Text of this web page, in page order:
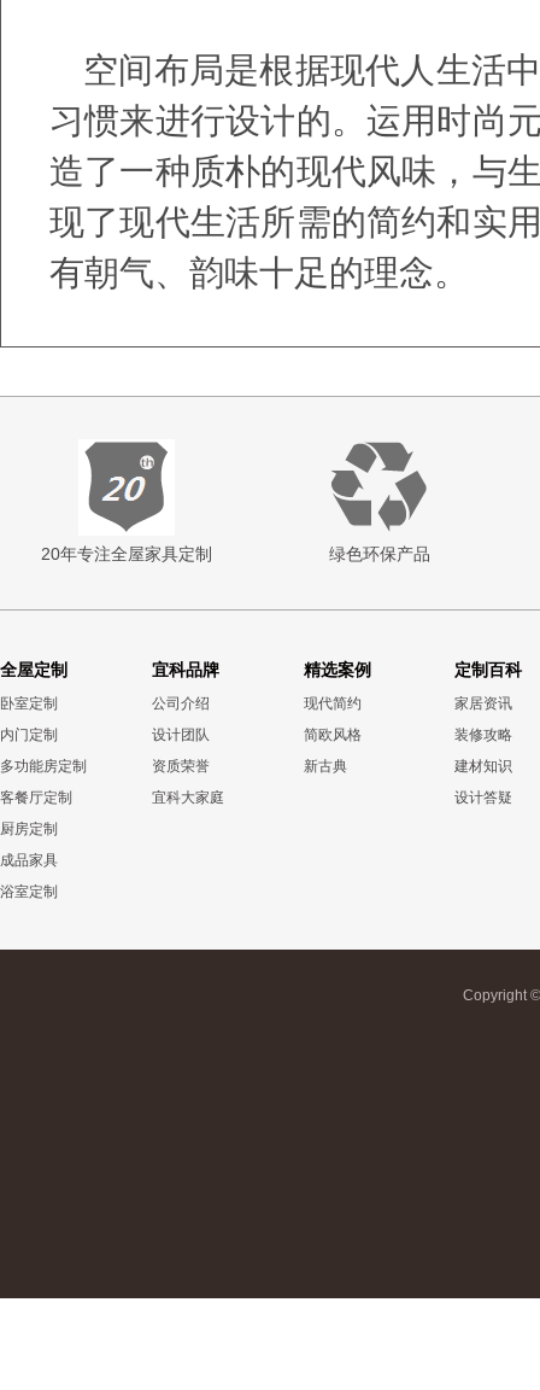
空间布局是根据现代人生活
习惯来进行设计的。运用时尚
造了一种质朴的现代风味，与
现了现代生活所需的简约和实
有朝气、韵味十足的理念。
20年专注全屋家具定制 绿色环保产品
全屋定制
卧室定制
内门定制
多功能房定制
客餐厅定制
厨房定制
成品家具
浴室定制
宜科品牌
公司介绍
设计团队
资质荣誉
宜科大家庭
精选案例
现代简约
简欧风格
新古典
定制百科
家居资讯
装修攻略
建材知识
设计答疑
Copyright